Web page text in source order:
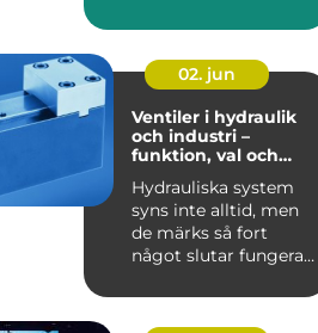
02. jun
Ventiler i hydraulik
och industri –
funktion, val och
Hydrauliska system
syns inte alltid, men
de märks så fort
något slutar fungera.